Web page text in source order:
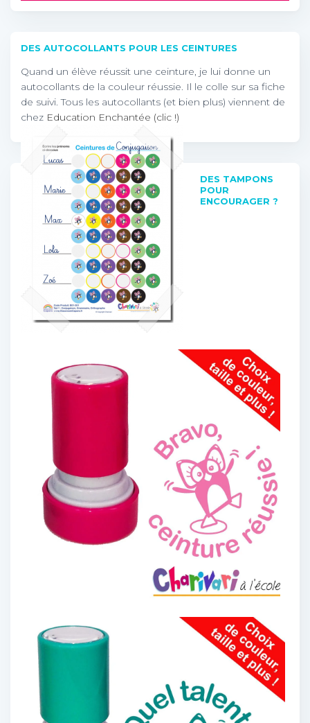
DES AUTOCOLLANTS POUR LES CEINTURES
Quand un élève réussit une ceinture, je lui donne un
autocollants de la couleur réussie. Il le colle sur sa fiche
de suivi. Tous les autocollants (et bien plus) viennent de
chez Education Enchantée (clic !)
DES TAMPONS
POUR
ENCOURAGER ?